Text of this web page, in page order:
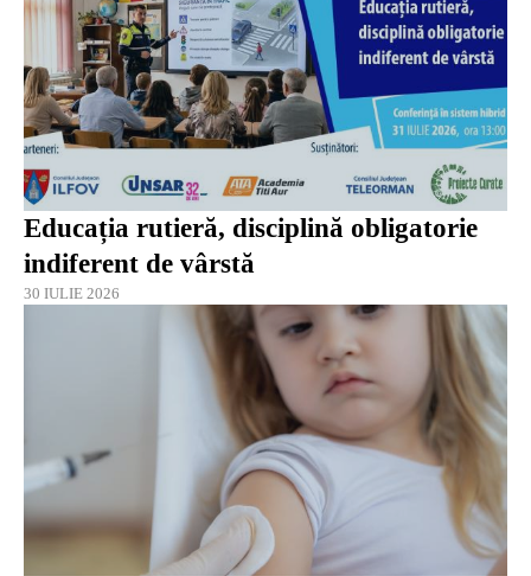
Educația rutieră, disciplină obligatorie
indiferent de vârstă
30 IULIE 2026